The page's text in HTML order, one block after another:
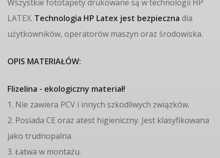
Wszystkie fototapety drukowane są w technologii HP
LATEX. Technologia HP Latex jest bezpieczna dla
użytkowników, operatorów maszyn oraz środowiska.
OPIS MATERIAŁÓW:
Flizelina - ekologiczny materiał!
1. Nie zawiera PCV i innych szkodliwych związków.
2. Posiada CE oraz atest higieniczny. Jest klasyfikowana
jako trudnopalna.
3. Łatwa w montażu.